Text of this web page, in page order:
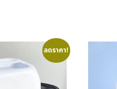
ลดราคา!